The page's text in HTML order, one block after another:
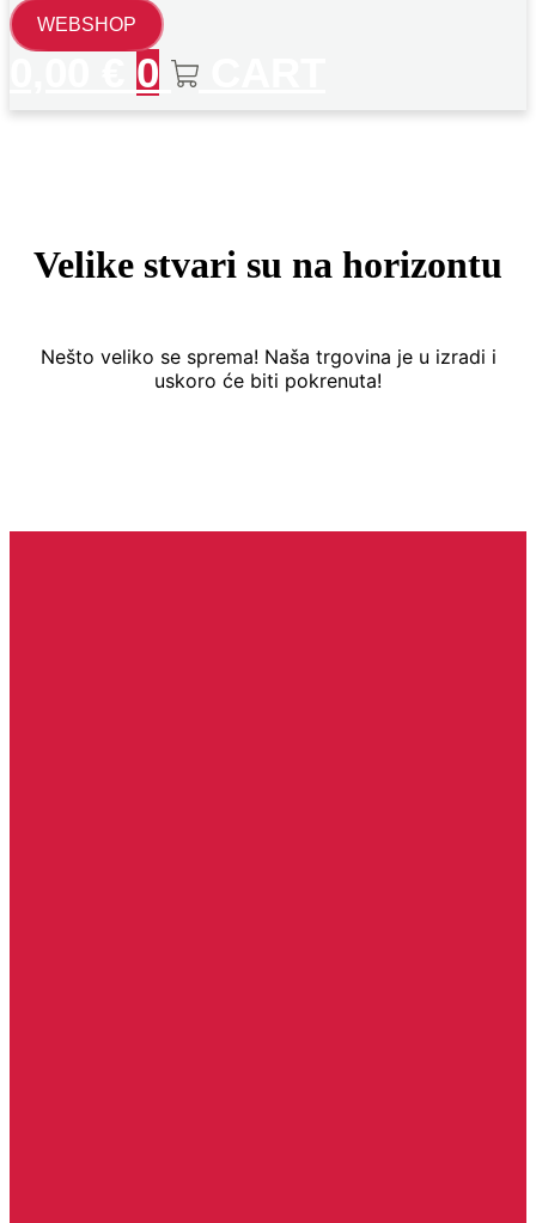
WEBSHOP
0
Velike stvari su na horizontu
Nešto veliko se sprema! Naša trgovina je u izradi i
uskoro će biti pokrenuta!